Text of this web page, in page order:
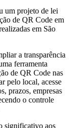
um projeto de lei
de QR Code em
em São
a transparência
ferramenta
de QR Code nas
pelo local, acesse
prazos, empresas
o controle
significativo aos